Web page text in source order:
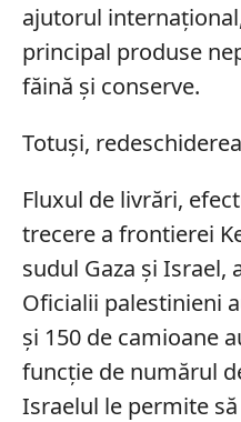
ajutorul
principal produse
făină și conserve.
Totuși,
Fluxul de livrări,
trecere a frontierei
sudul Gaza și Israel,
Oficialii palestinieni
și 150 de camioane
funcție de numărul
Israelul le permite